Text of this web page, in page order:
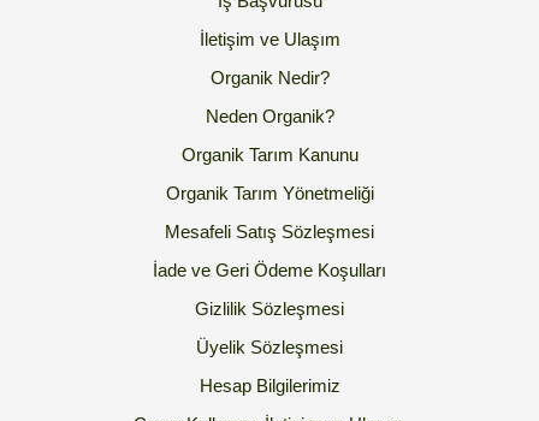
İletişim ve Ulaşım
Organik Nedir?
Neden Organik?
Organik Tarım Kanunu
Organik Tarım Yönetmeliği
Mesafeli Satış Sözleşmesi
İade ve Geri Ödeme Koşulları
Gizlilik Sözleşmesi
Üyelik Sözleşmesi
Hesap Bilgilerimiz